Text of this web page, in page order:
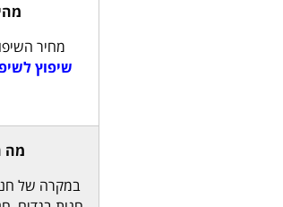
מחיר השיפוץ
שיפוץ
מה